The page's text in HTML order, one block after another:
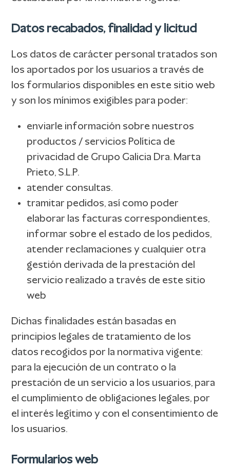
Datos recabados, finalidad y licitud
Los datos de carácter personal tratados son
los aportados por los usuarios a través de
los formularios disponibles en este sitio web
y son los mínimos exigibles para poder:
enviarle información sobre nuestros
productos / servicios Política de
privacidad de Grupo Galicia Dra. Marta
Prieto, S.L.P.
atender consultas.
tramitar pedidos, así como poder
elaborar las facturas correspondientes,
informar sobre el estado de los pedidos,
atender reclamaciones y cualquier otra
gestión derivada de la prestación del
servicio realizado a través de este sitio
web
Dichas finalidades están basadas en
principios legales de tratamiento de los
datos recogidos por la normativa vigente:
para la ejecución de un contrato o la
prestación de un servicio a los usuarios, para
el cumplimiento de obligaciones legales, por
el interés legítimo y con el consentimiento de
los usuarios.
Formularios web